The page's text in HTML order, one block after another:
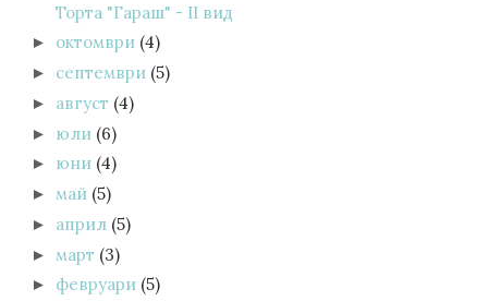
Торта "Гараш" - II вид
► октомври (4)
► септември (5)
► август (4)
► юли (6)
► юни (4)
► май (5)
► април (5)
► март (3)
► февруари (5)